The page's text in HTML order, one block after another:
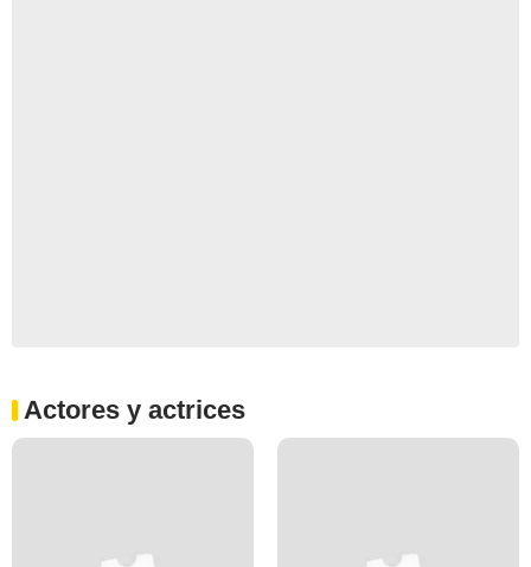
Actores y actrices